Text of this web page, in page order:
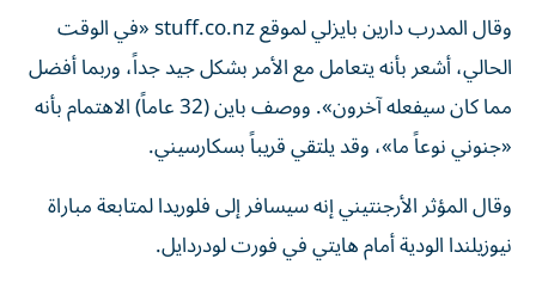
وقال المدرب دارين بايزلي لموقع stuff.co.nz «في الوقت
الحالي، أشعر بأنه يتعامل مع الأمر بشكل جيد جداً، وربما أفضل
مما كان سيفعله آخرون». ووصف باين (32 عاماً) الاهتمام بأنه
«جنوني نوعاً ما»، وقد يلتقي قريباً بسكارسيني.
وقال المؤثر الأرجنتيني إنه سيسافر إلى فلوريدا لمتابعة مباراة
نيوزيلندا الودية أمام هايتي في فورت لودردايل.